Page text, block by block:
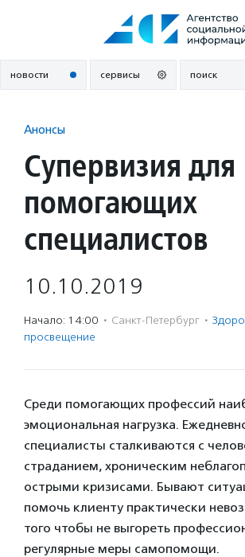
новости сервисы поиск
Анонсы
Супервизия для
помогающих
специалистов
10.10.2019
Начало: 14:00 · Санкт-Петербург ·
просвещение
Среди помогающих профессий
эмоциональная нагрузка.
специалисты сталкиваются с
страданием, хроническим
острыми кризисами. Бывают
помочь клиенту практически
того чтобы не выгореть
регулярные меры самопомощи.